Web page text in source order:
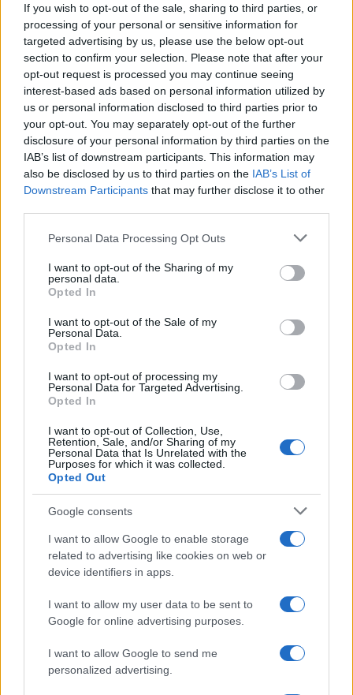
If you wish to opt-out of the sale, sharing to third parties, or
processing of your personal or sensitive information for
targeted advertising by us, please use the below opt-out
section to confirm your selection. Please note that after your
opt-out request is processed you may continue seeing
interest-based ads based on personal information utilized by
us or personal information disclosed to third parties prior to
your opt-out. You may separately opt-out of the further
disclosure of your personal information by third parties on the
IAB’s list of downstream participants. This information may
also be disclosed by us to third parties on the IAB’s List of
Downstream Participants that may further disclose it to other
Please note that this website/app uses one or more Google
not limited to your visit or usage behaviour. You may click to
grant or deny consent to Google and its third-party tags to
use your data for below specified purposes in below Google
consent section.
Personal Data Processing Opt Outs
I want to opt-out of the Sharing of my
personal data.
Opted In
I want to opt-out of the Sale of my
Personal Data.
Opted In
I want to opt-out of processing my
Personal Data for Targeted Advertising.
Opted In
I want to opt-out of Collection, Use,
Retention, Sale, and/or Sharing of my
Personal Data that Is Unrelated with the
Purposes for which it was collected.
Opted Out
Google consents
I want to allow Google to enable storage
related to advertising like cookies on web or
device identifiers in apps.
I want to allow my user data to be sent to
Google for online advertising purposes.
I want to allow Google to send me
personalized advertising.
posizione editoriale provocatoria sulle
politiche urbane. Editorialista urbana,
conserva un archivio fotografico delle piazze
genovesi come quaderno personale.
Continua a leggere
FUORI PORTA